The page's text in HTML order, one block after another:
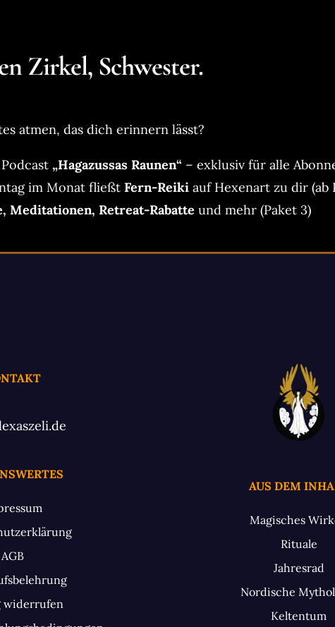
Zirkel, Schwester.
atmen, das dich erinnern lässt?
„Hagazussas Raunen“ – exklusiv für alle
im Monat fließt Fern-Reikiauf Hexenart zu dir (ab
Meditationen, Retreat-Rabatte und mehr (Paket 3)
AGB
widerrufen
AUS DEM
Magisches
Rituale
Jahresrad
Nordische
Keltentum